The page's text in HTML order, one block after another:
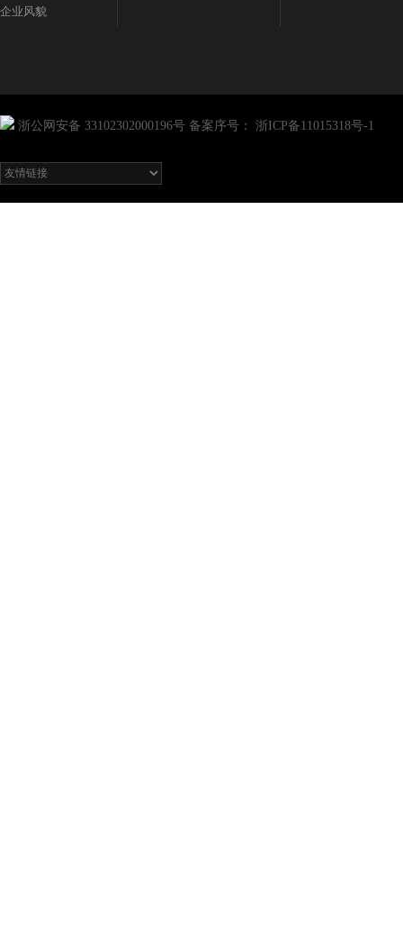
企业风貌
浙公网安备 33102302000196号 备案序号： 浙ICP备11015318号-1